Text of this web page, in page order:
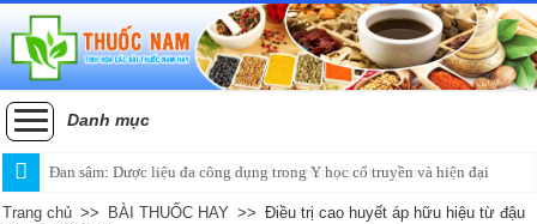
Danh mục
Đan sâm: Dược liệu đa công dụng trong Y học cổ truyền và hiện đại
Trang chủ >> BÀI THUỐC HAY >> Điều trị cao huyết áp hữu hiệu từ đậu